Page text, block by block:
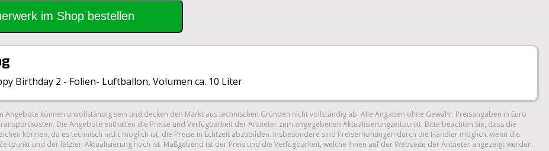
im Shop bestellen
Birthday 2 - Folien- Luftballon, Volumen ca. 10 Liter
Angebote können unvollständig sein und decken den Markt aus technischen Gründen nicht vollständig ab. Alle Angaben ohne Gewähr. Preisangaben in Euro
Die Angebote enthalten die Preise und Verfügbarkeit der Anbieter zum angegebenen Aktualisierungzeitpunkt. Bitte beachten Sie, dass die
können, da es technisch nicht möglich ist, die Preise in Echtzeit abzubilden. Insbesondere sind Preiserhöhungen durch die Händler möglich, wenn die
und der letzten Aktualisierung hoch ist. Maßgebend ist der Preis und die Verfügbarkeit, welche Ihnen auf der Webseite der Anbieter angezeigt werden.